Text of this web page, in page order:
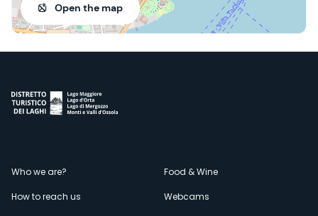
Open the map
Menù
Who we are?
How to reach us
Food & Wine
Webcams